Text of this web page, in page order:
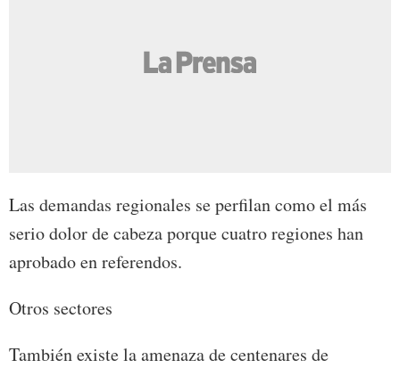
Las demandas regionales se perfilan como el más
serio dolor de cabeza porque cuatro regiones han
aprobado en referendos.
Otros sectores
También existe la amenaza de centenares de